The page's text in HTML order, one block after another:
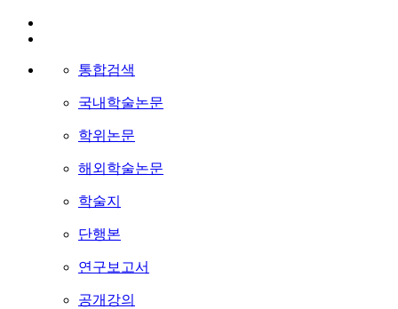
통합검색
국내학술논문
학위논문
해외학술논문
학술지
단행본
연구보고서
공개강의